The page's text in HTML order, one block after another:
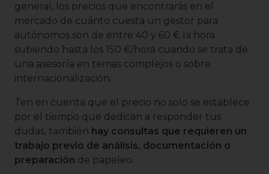
general, los precios que encontrarás en el
mercado de cuánto cuesta un gestor para
autónomos son de entre 40 y 60 € la hora
subiendo hasta los 150 €/hora cuando se trata de
una asesoría en temas complejos o sobre
internacionalización.
Ten en cuenta que el precio no solo se establece
por el tiempo que dedican a responder tus
dudas, también hay consultas que requieren un
trabajo previo de análisis, documentación o
preparación de papeleo.